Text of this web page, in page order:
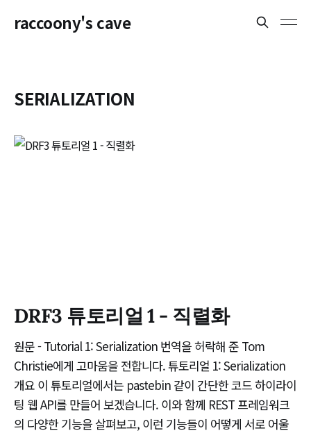
raccoony's cave
SERIALIZATION
DRF3 튜토리얼 1 - 직렬화
원문 - Tutorial 1: Serialization 번역을 허락해 준 Tom
Christie에게 고마움을 전합니다. 튜토리얼 1: Serialization
개요 이 튜토리얼에서는 pastebin 같이 간단한 코드 하이라이
팅 웹 API를 만들어 보겠습니다. 이와 함께 REST 프레임워크
의 다양한 기능을 살펴보고, 이런 기능들이 어떻게 서로 어울